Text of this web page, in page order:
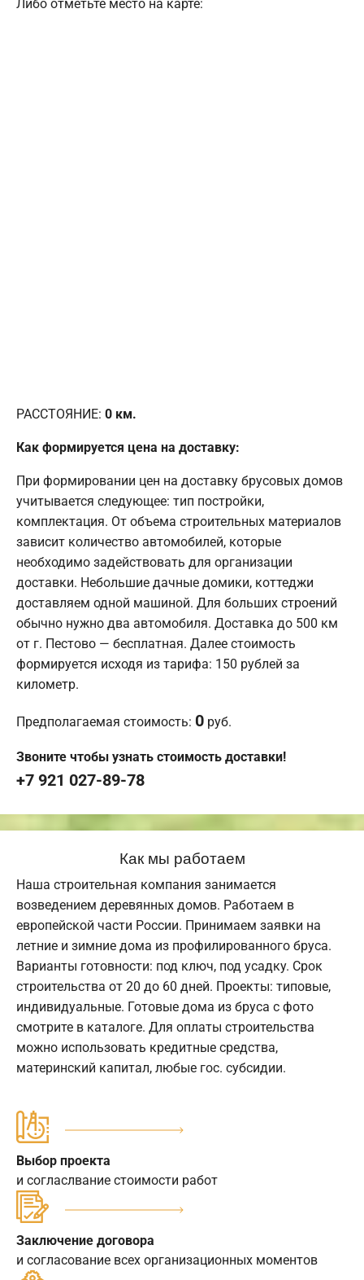
Либо отметьте место на карте:
РАССТОЯНИЕ: 0 км.
Как формируется цена на доставку:
При формировании цен на доставку брусовых домов
учитывается следующее: тип постройки,
комплектация. От объема строительных материалов
зависит количество автомобилей, которые
необходимо задействовать для организации
доставки. Небольшие дачные домики, коттеджи
доставляем одной машиной. Для больших строений
обычно нужно два автомобиля. Доставка до 500 км
от г. Пестово — бесплатная. Далее стоимость
формируется исходя из тарифа: 150 рублей за
километр.
Предполагаемая стоимость: 0 руб.
Звоните чтобы узнать стоимость доставки!
+7 921 027-89-78
Как мы работаем
Наша строительная компания занимается
возведением деревянных домов. Работаем в
европейской части России. Принимаем заявки на
летние и зимние дома из профилированного бруса.
Варианты готовности: под ключ, под усадку. Срок
строительства от 20 до 60 дней. Проекты: типовые,
индивидуальные. Готовые дома из бруса с фото
смотрите в каталоге. Для оплаты строительства
можно использовать кредитные средства,
материнский капитал, любые гос. субсидии.
Выбор проекта
и согласлвание стоимости работ
Заключение договора
и согласование всех организационных моментов